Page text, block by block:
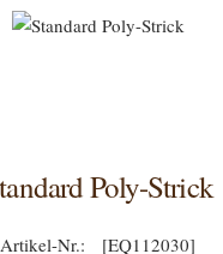
Poly-Strick
[EQ112030]